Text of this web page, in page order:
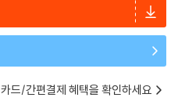
카드/간편결제 혜택을 확인하세요